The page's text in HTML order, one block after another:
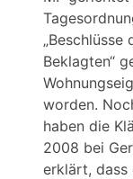
Beklagten“
worden.
haben die
2008 bei
erklärt, dass